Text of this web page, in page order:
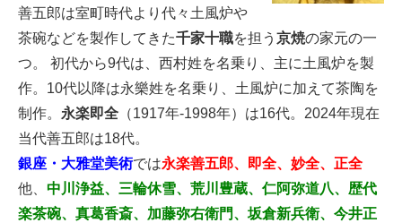
善五郎は室町時代より代々土風炉や
茶碗などを製作してきた千家十職を担う 京焼の家元の一
つ。 初代から9代は、西村姓を名乗り、主に土風炉を製
作。10代以降は永樂姓を名乗り、土風炉に加えて茶陶を
制作。 永楽即全 （1917年-1998年）は16代。2024年現在
当代善五郎は18代。
銀座・大雅堂美術では永楽善五郎、即全、妙全、正全
他、 中川浄益、三輪休雪、荒川豊蔵、仁阿弥道八、歴代
楽茶碗、真葛香斎、加藤弥右衛門、坂倉新兵衛、今井正